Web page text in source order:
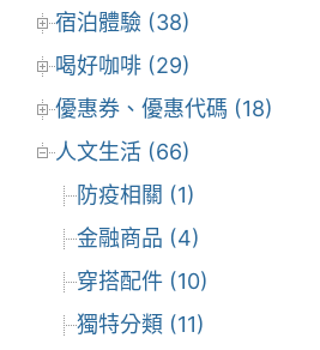
宿泊體驗 (38)
喝好咖啡 (29)
優惠券、優惠代碼 (18)
人文生活 (66)
防疫相關 (1)
金融商品 (4)
穿搭配件 (10)
獨特分類 (11)